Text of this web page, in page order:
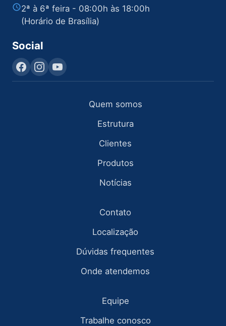
2ª à 6ª feira - 08:00h às 18:00h
(Horário de Brasília)
Social
Quem somos
Estrutura
Clientes
Produtos
Notícias
Contato
Localização
Dúvidas frequentes
Onde atendemos
Equipe
Trabalhe conosco